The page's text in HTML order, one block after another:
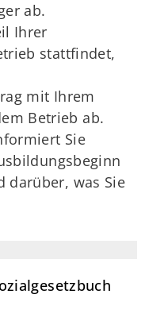
ab.
Ihrer
stattfindet,
mit Ihrem
Betrieb ab.
Sie
darüber, was Sie